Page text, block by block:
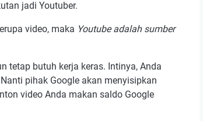
jadi Youtuber.
video, maka Youtube adalah sumber
tetap butuh kerja keras. Intinya, Anda
pihak Google akan menyisipkan
video Anda makan saldo Google